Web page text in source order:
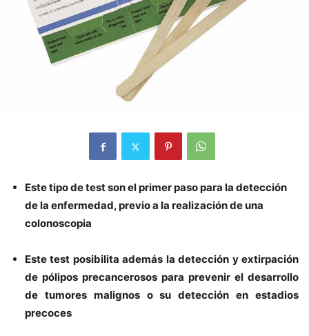
Este tipo de test son el primer paso para la detección
de la enfermedad, previo a la realización de una
colonoscopia
Este test posibilita además la detección y extirpación
de pólipos precancerosos para prevenir el desarrollo
de tumores malignos o su detección en estadios
precoces